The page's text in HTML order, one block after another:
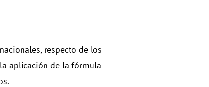
respecto de los
aplicación de la fórmula